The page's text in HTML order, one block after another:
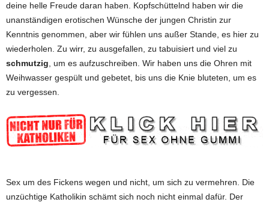
deine helle Freude daran haben. Kopfschüttelnd haben wir die
unanständigen erotischen Wünsche der jungen Christin zur
Kenntnis genommen, aber wir fühlen uns außer Stande, es hier zu
wiederholen. Zu wirr, zu ausgefallen, zu tabuisiert und viel zu
schmutzig , um es aufzuschreiben. Wir haben uns die Ohren mit
Weihwasser gespült und gebetet, bis uns die Knie bluteten, um es
zu vergessen.
Sex um des Fickens wegen und nicht, um sich zu vermehren. Die
unzüchtige Katholikin schämt sich noch nicht einmal dafür. Der